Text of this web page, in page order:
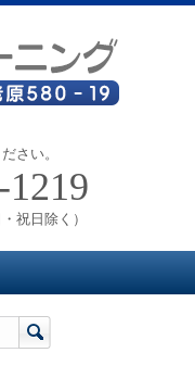
さい。
1219
祝日除く）